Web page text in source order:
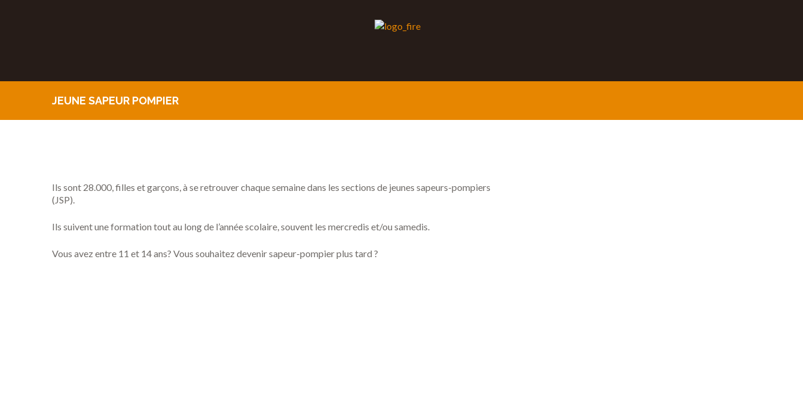
JEUNE SAPEUR POMPIER
Ils sont 28.000, filles et garçons, à se retrouver chaque semaine dans les sections de jeunes sapeurs-pompiers
(JSP).
Ils suivent une formation tout au long de l’année scolaire, souvent les mercredis et/ou samedis.
Vous avez entre 11 et 14 ans? Vous souhaitez devenir sapeur-pompier plus tard ?